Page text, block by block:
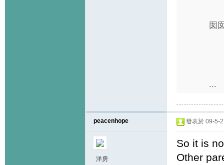
囡
...
peacenhope
洋房
發表於 09-5-
So it is
Other